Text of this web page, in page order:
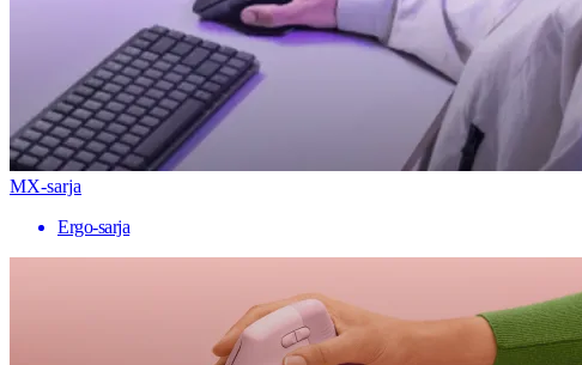
MX-sarja
Ergo-sarja